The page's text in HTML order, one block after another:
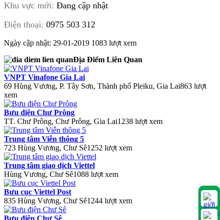
Khu vực mới: Đang cập nhật
Điện thoại: 0975 503 312
Ngày cập nhật: 29-01-2019 1083 lượt xem
Địa Điểm Liên Quan
VNPT Vinafone Gia Lai
69 Hùng Vương, P. Tây Sơn, Thành phố Pleiku, Gia Lai863 lượt
xem
Bưu điện Chư Prông
TT. Chư Prông, Chư Prông, Gia Lai1238 lượt xem
Trung tâm Viễn thông 5
723 Hùng Vương, Chư Sê1252 lượt xem
Trung tâm giao dịch Viettel
Hùng Vương, Chư Sê1088 lượt xem
Bưu cục Viettel Post
835 Hùng Vương, Chư Sê1244 lượt xem